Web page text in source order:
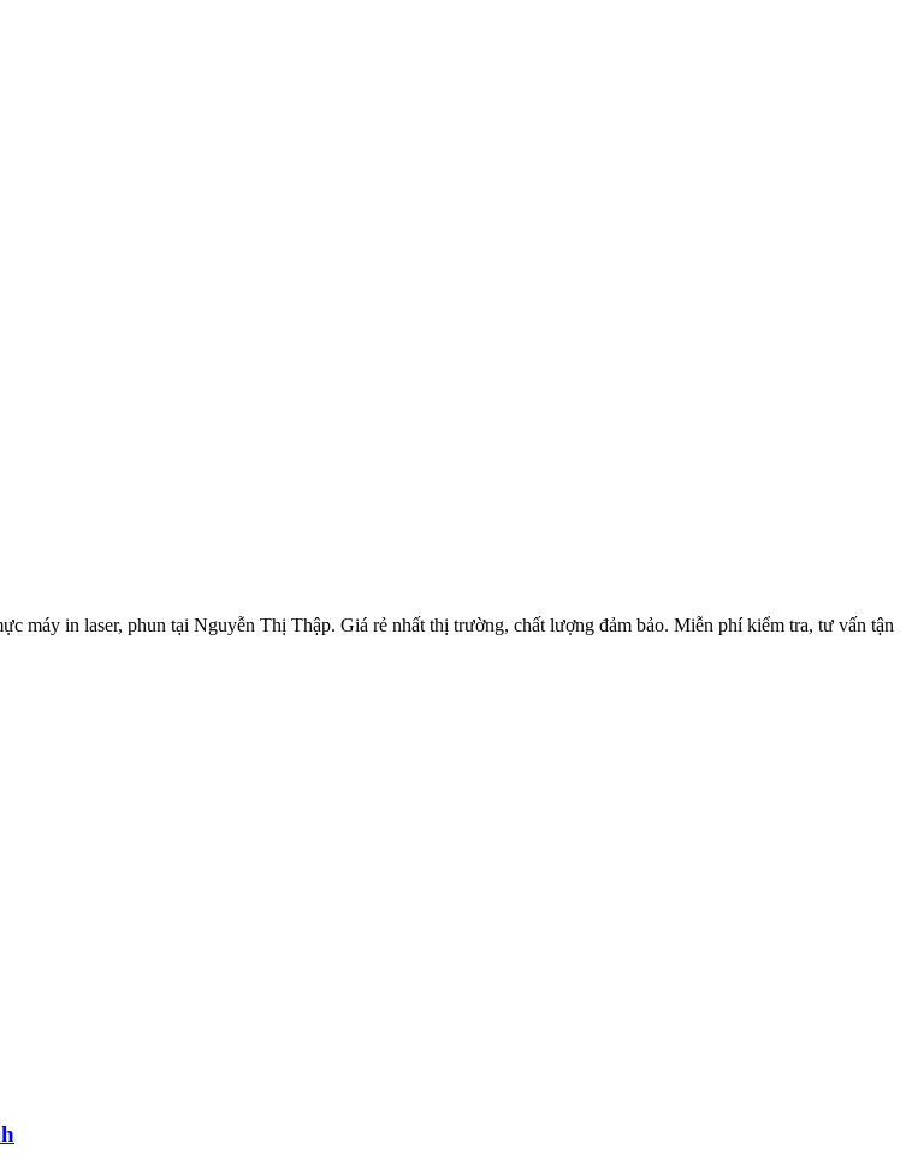
in laser, phun tại Nguyễn Thị Thập. Giá rẻ nhất thị trường, chất lượng đảm bảo. Miễn phí kiểm tra, tư vấn tận